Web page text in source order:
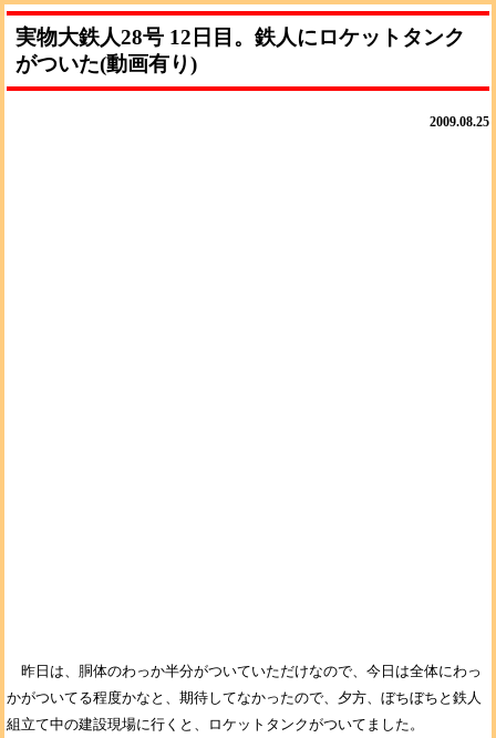
実物大鉄人28号 12日目。鉄人にロケットタンク
がついた(動画有り)
2009.08.25
昨日は、胴体のわっか半分がついていただけなので、今日は全体にわっ
かがついてる程度かなと、期待してなかったので、夕方、ぼちぼちと鉄人
組立て中の建設現場に行くと、ロケットタンクがついてました。